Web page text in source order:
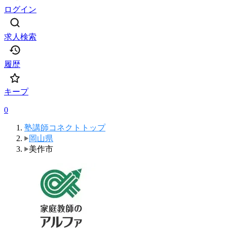
ログイン
求人検索
履歴
キープ
0
塾講師コネクトトップ
岡山県
美作市